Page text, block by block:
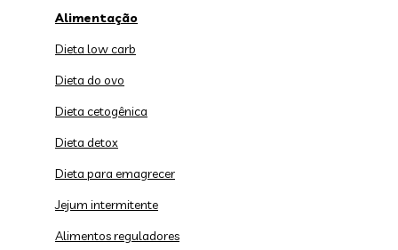
Alimentação
Dieta low carb
Dieta do ovo
Dieta cetogênica
Dieta detox
Dieta para emagrecer
Jejum intermitente
Alimentos reguladores